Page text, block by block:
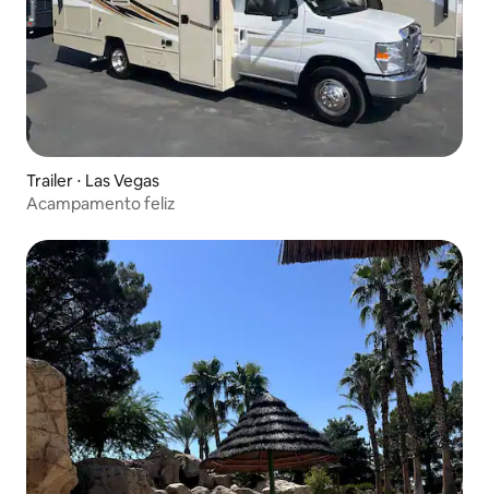
Trailer ⋅ Las Vegas
Acampamento feliz